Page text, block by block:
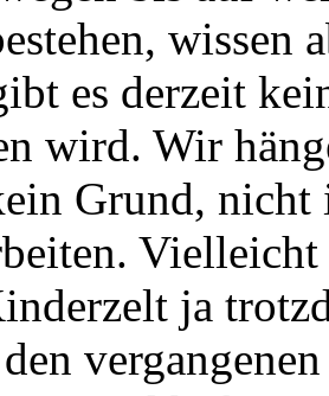
es derzeit
wird. Wir
Grund,
ja